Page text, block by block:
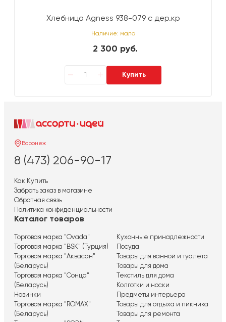
Хлебница Agness 938-079 с дер.кр
Наличие: мало
2 300 руб.
Купить
Воронеж
8 (473) 206-90-17
Как Купить
Забрать заказ в магазине
Обратная связь
Политика конфиденциальности
Каталог товаров
Торговая марка "Ovada"
Торговая марка "BSK" (Турция)
Торговая марка "Аквасан"
(Беларусь)
Торговая марка "Сонца"
(Беларусь)
Новинки
Торговая марка "ROMAX"
(Беларусь)
Кухонные принадлежности
Посуда
Товары для ванной и туалета
Товары для дома
Текстиль для дома
Колготки и носки
Предметы интерьера
Товары для отдыха и пикника
Товары для ремонта